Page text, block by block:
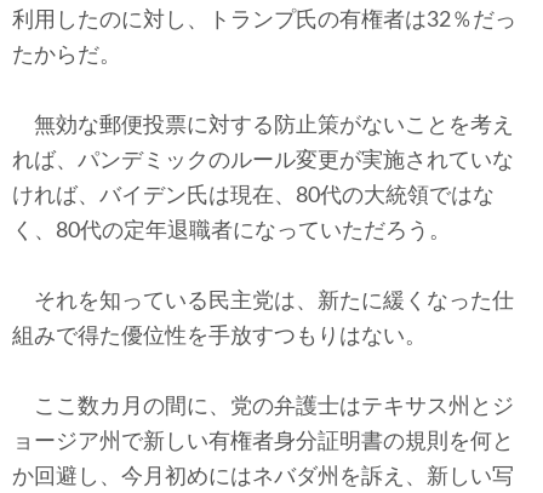
利用したのに対し、トランプ氏の有権者は32％だっ
たからだ。
無効な郵便投票に対する防止策がないことを考え
れば、パンデミックのルール変更が実施されていな
ければ、バイデン氏は現在、80代の大統領ではな
く、80代の定年退職者になっていただろう。
それを知っている民主党は、新たに緩くなった仕
組みで得た優位性を手放すつもりはない。
ここ数カ月の間に、党の弁護士はテキサス州とジ
ョージア州で新しい有権者身分証明書の規則を何と
か回避し、今月初めにはネバダ州を訴え、新しい写